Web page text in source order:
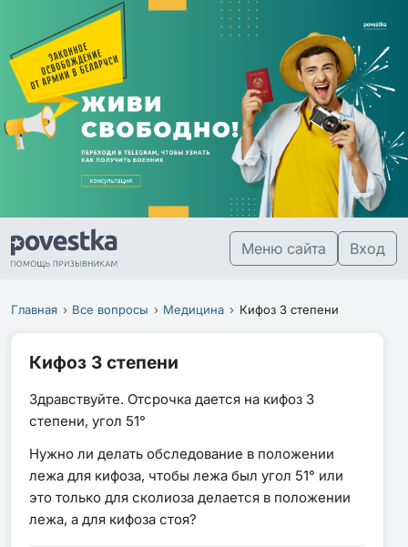
Меню сайта Вход
Главная Все вопросы Медицина Кифоз 3 степени
Кифоз 3 степени
Здравствуйте. Отсрочка дается на кифоз 3
степени, угол 51°
Нужно ли делать обследование в положении
лежа для кифоза, чтобы лежа был угол 51° или
это только для сколиоза делается в положении
лежа, а для кифоза стоя?